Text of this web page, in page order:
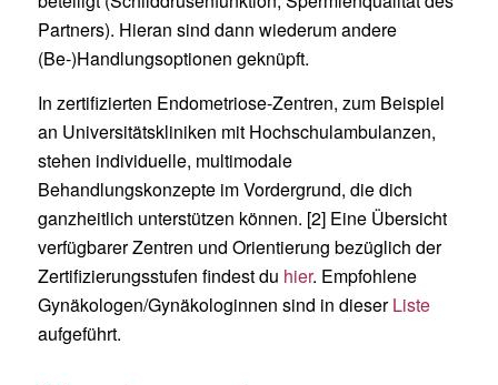
Partners). Hieran sind dann wiederum andere
(Be-)Handlungsoptionen geknüpft.
In zertifizierten Endometriose-Zentren, zum Beispiel
an Universitätskliniken mit Hochschulambulanzen,
stehen individuelle, multimodale
Behandlungskonzepte im Vordergrund, die dich
ganzheitlich unterstützen können. [2] Eine Übersicht
verfügbarer Zentren und Orientierung bezüglich der
Zertifizierungsstufen findest du hier. Empfohlene
Gynäkologen/Gynäkologinnen sind in dieserListe
aufgeführt.